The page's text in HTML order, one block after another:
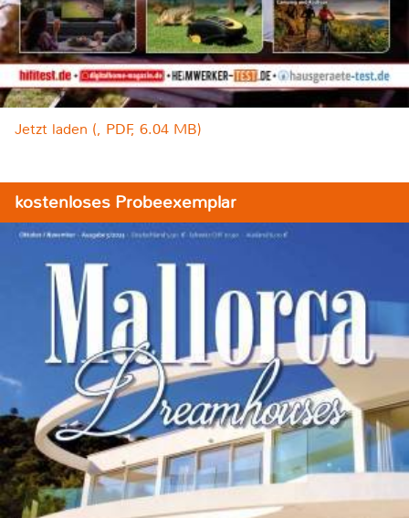
Jetzt laden (, PDF, 6.04 MB)
kostenloses Probeexemplar